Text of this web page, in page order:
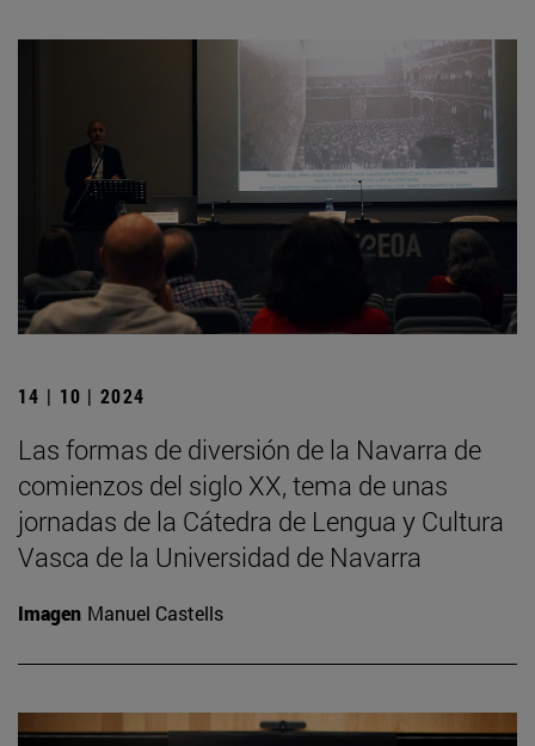
14 | 10 | 2024
Las formas de diversión de la Navarra de
comienzos del siglo XX, tema de unas
jornadas de la Cátedra de Lengua y Cultura
Vasca de la Universidad de Navarra
Imagen Manuel Castells